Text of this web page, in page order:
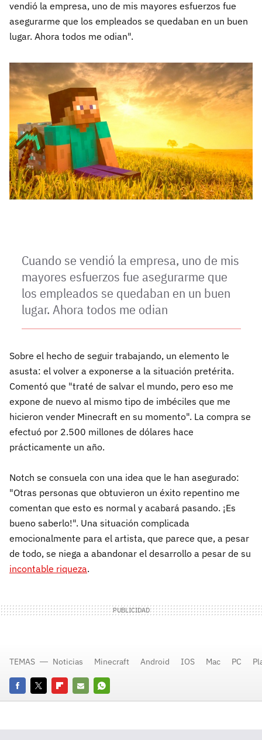
vendió la empresa, uno de mis mayores esfuerzos fue
asegurarme que los empleados se quedaban en un buen
lugar. Ahora todos me odian".
Cuando se vendió la empresa, uno de mis
mayores esfuerzos fue asegurarme que
los empleados se quedaban en un buen
lugar. Ahora todos me odian
Sobre el hecho de seguir trabajando, un elemento le
asusta: el volver a exponerse a la situación pretérita.
Comentó que "traté de salvar el mundo, pero eso me
expone de nuevo al mismo tipo de imbéciles que me
hicieron vender Minecraft en su momento". La compra se
efectuó por 2.500 millones de dólares hace
prácticamente un año.
Notch se consuela con una idea que le han asegurado:
"Otras personas que obtuvieron un éxito repentino me
comentan que esto es normal y acabará pasando. ¡Es
bueno saberlo!". Una situación complicada
emocionalmente para el artista, que parece que, a pesar
de todo, se niega a abandonar el desarrollo a pesar de su
incontable riqueza.
FacebookTwitterFlipboard
E-
Whatsapp
TEMAS Noticias Minecraft Android IOS Mac PC